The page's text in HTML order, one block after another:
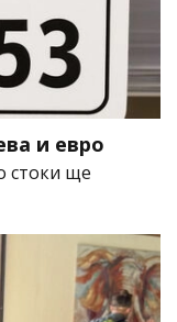
и евро
стоки ще